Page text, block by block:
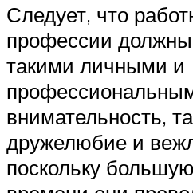
Следует, что
профессии
такими личными и
внимательность,
дружелюбие и
поскольку